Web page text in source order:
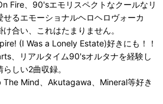
Fire、90'sエモリスペクトなクールなリ
るエモーショナルヘロヘロヴォーカ
合い、これはたまりません。
(I Was a Lonely Estate)好きにも！！
、リアルタイム90'sオルタナを経験し
しい2曲収録。
Mind、Akutagawa、Mineral等好き